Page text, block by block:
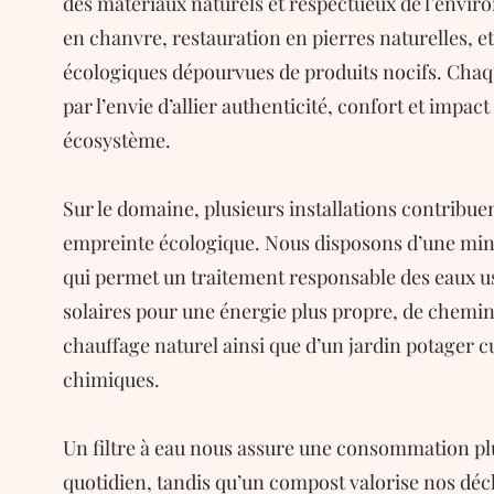
en chanvre, restauration en pierres naturelles,
écologiques dépourvues de produits nocifs.
par l’envie d’allier authenticité, confort et
écosystème.
Sur le domaine, plusieurs installations
empreinte écologique. Nous disposons d’une
qui permet un traitement responsable des eaux
solaires pour une énergie plus propre, de
chauffage naturel ainsi que d’un jardin potager
chimiques.
Un filtre à eau nous assure une consommation
quotidien, tandis qu’un compost valorise nos